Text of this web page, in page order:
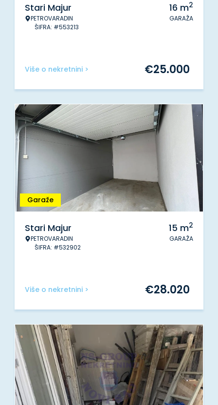
Stari Majur
PETROVARADIN
ŠIFRA: #553213
16 m2
GARAŽA
Više o nekretnini > €25.000
Garaže
Stari Majur
PETROVARADIN
ŠIFRA: #532902
15 m2
GARAŽA
Više o nekretnini > €28.020